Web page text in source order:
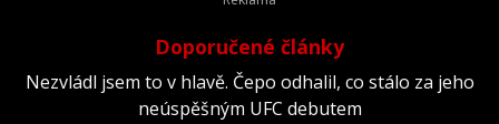
Doporučené články
Nezvládl jsem to v hlavě. Čepo odhalil, co stálo za jeho
neúspěšným UFC debutem